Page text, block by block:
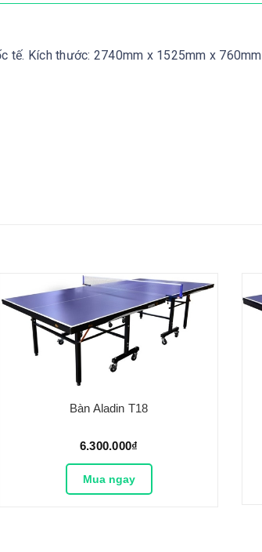
tế. Kích thước: 2740mm x 1525mm x 760mm
Bàn Aladin T18
6.300.000₫
Mua ngay